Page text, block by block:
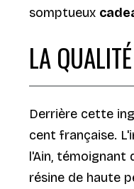
somptueux
LA
Derrière cette
cent française.
l'Ain, témoignant
résine de haute